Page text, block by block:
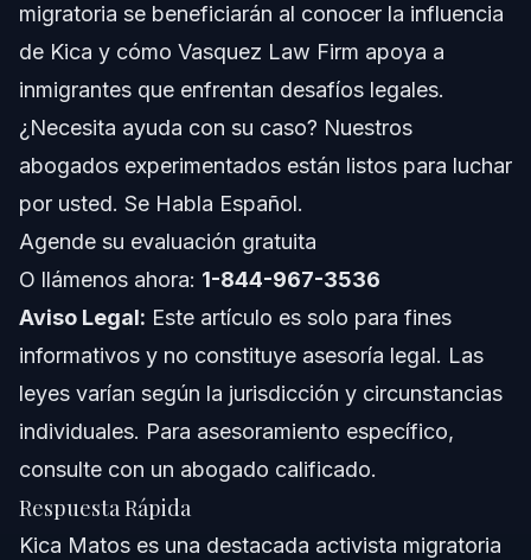
Aprendizaje y Desarrollo Continuo
Trayectoria en el Activismo de Kica Matos
Defensa de Políticas
Organización Comunitaria
Impacto en la Defensa Migratoria
Cambios en Políticas y Resultados Legales
Tendencias Futuras en la Defensa Migratoria
Preguntas Frecuentes sobre Kica Matos
migratoria se beneficiarán al conocer la influencia
de Kica y cómo Vasquez Law Firm apoya a
inmigrantes que enfrentan desafíos legales.
¿Necesita ayuda con su caso? Nuestros
abogados experimentados están listos para luchar
por usted. Se Habla Español.
Agende su evaluación gratuita
O llámenos ahora: 1-844-967-3536
Aviso Legal: Este artículo es solo para fines
informativos y no constituye asesoría legal. Las
leyes varían según la jurisdicción y circunstancias
individuales. Para asesoramiento específico,
consulte con un abogado calificado.
Respuesta Rápida
Kica Matos es una destacada activista migratoria